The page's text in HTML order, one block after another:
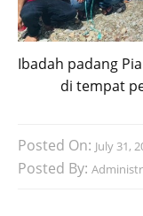
Ibadah padang
di tempat
Posted On: July 31,
Posted By: